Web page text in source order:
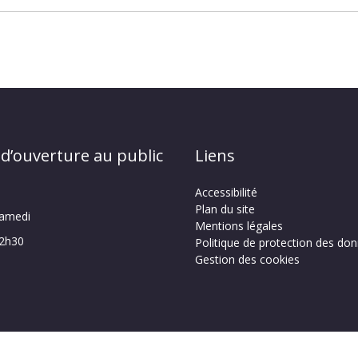
au public Liens
Accessibilité
Plan du site
Mentions légales
Politique de protection des
Gestion des cookies